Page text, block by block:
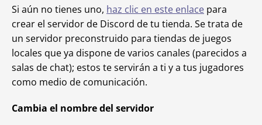
Si aún no tienes uno, haz clic en este enlace para
crear el servidor de Discord de tu tienda. Se trata de
un servidor preconstruido para tiendas de juegos
locales que ya dispone de varios canales (parecidos a
salas de chat); estos te servirán a ti y a tus jugadores
como medio de comunicación.
Cambia el nombre del servidor